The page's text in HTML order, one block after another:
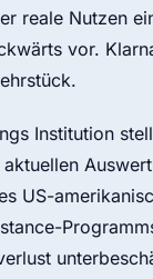
reale Nutzen
vor.
Institution
US-